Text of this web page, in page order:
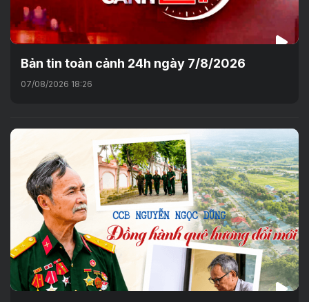
Bản tin toàn cảnh 24h ngày 7/8/2026
07/08/2026 18:26